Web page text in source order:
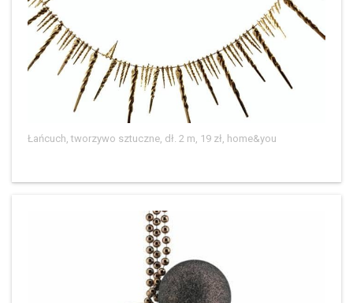
Łańcuch, tworzywo sztuczne, dł. 2 m, 19 zł, home&you